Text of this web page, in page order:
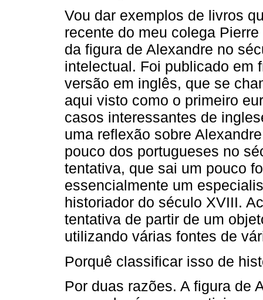
Vou dar exemplos de livros
recente do meu colega
da figura de Alexandre no
intelectual. Foi publicado em
versão em inglês, que se
aqui visto como o primeiro
casos interessantes de
uma reflexão sobre
pouco dos portugueses no
tentativa, que sai um pouco
essencialmente um
historiador do século XVIII.
tentativa de partir de um
utilizando várias fontes de
Porquê classificar isso de
Por duas razões. A figura de